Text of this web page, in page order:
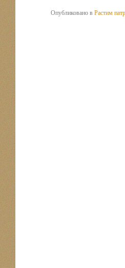
Опубликовано вРастим